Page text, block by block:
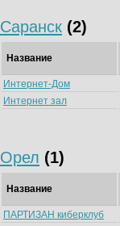
Саранск (2)
Название
Интернет-Дом
Интернет зал
Орел (1)
Название
ПАРТИЗАН киберклуб